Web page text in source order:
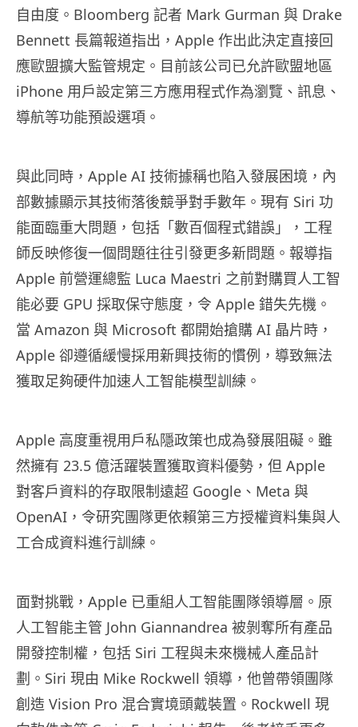
自由度。Bloomberg 記者 Mark Gurman 與 Drake
Bennett 長篇報道指出，Apple 作出此決定直接回
應歐盟擴大監管規定。目前該公司已允許歐盟地區
iPhone 用戶設定第三方應用程式作為瀏覽、訊息、
導航等功能預設選項。
與此同時，Apple AI 技術據稱也陷入發展困境，內
部數據顯示其技術落後競爭對手數年。現有 Siri 功
能面臨重大問題，包括「數百個程式錯誤」，工程
師反映修復一個問題往往引發更多新問題。報導指
Apple 前營運總監 Luca Maestri 之前對購買人工智
能必要 GPU 採取保守態度，令 Apple 錯失先機。
當 Amazon 與 Microsoft 都開始搶購 AI 晶片時，
Apple 卻遵循緩慢採用新興技術的慣例，導致無法
獲取足夠硬件加速人工智能模型訓練。
Apple 高度重視用戶私隱政策也成為發展阻礙。雖
然擁有 23.5 億活躍裝置獲取資料優勢，但 Apple
對客戶資料的存取限制遠超 Google、Meta 與
OpenAI，令研究團隊更依賴第三方授權資料集與人
工合成資料進行訓練。
面對挑戰，Apple 已重組人工智能團隊領導層。原
人工智能主管 John Giannandrea 被剝奪所有產品
開發控制權，包括 Siri 工程與未來機械人產品計
劃。Siri 現由 Mike Rockwell 領導，他曾帶領團隊
創造 Vision Pro 混合實境頭戴裝置。Rockwell 現